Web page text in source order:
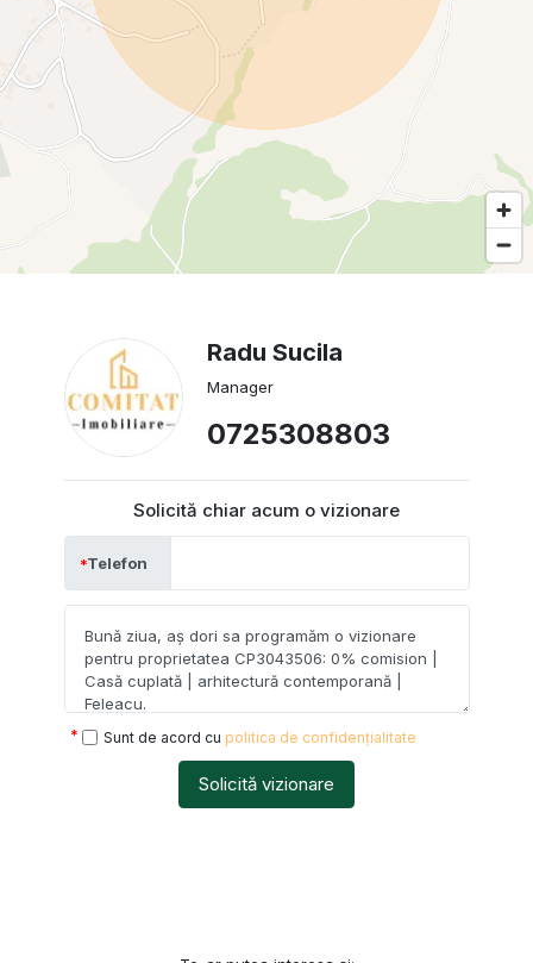
Radu Sucila
Manager
0725308803
Solicită chiar acum o vizionare
Telefon
Sunt de acord cu politica de confidențialitate
Solicită vizionare